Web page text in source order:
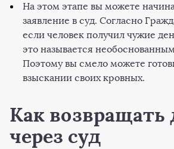
На этом этапе вы можете
заявление в суд. Согласно
если человек получил чужие
это называется
Поэтому вы смело можете
взыскании своих кровных.
Как возвращать
через суд